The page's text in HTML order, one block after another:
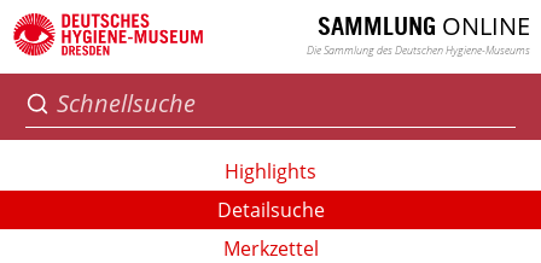
SAMMLUNG ONLINE
Die Sammlung des Deutschen Hygiene-Museums
Highlights
Detailsuche
Merkzettel